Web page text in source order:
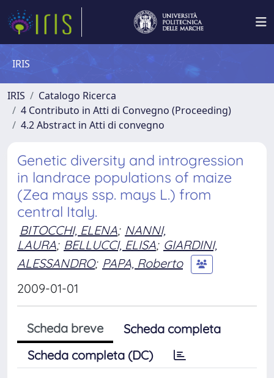
IRIS
IRIS
Catalogo Ricerca
4 Contributo in Atti di Convegno (Proceeding)
4.2 Abstract in Atti di convegno
Genetic diversity and introgression
in landrace populations of maize
(Zea mays ssp. mays L.) from
central Italy.
BITOCCHI, ELENA; NANNI,
LAURA; BELLUCCI, ELISA; GIARDINI,
ALESSANDRO; PAPA, Roberto
2009-01-01
Scheda breve
Scheda completa
Scheda completa (DC)